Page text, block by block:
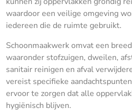
waardoor een veilige omgeving
iedereen die de ruimte gebruikt.
Schoonmaakwerk omvat een
waaronder stofzuigen, dweilen,
sanitair reinigen en afval
vereist specifieke
ervoor te zorgen dat alle
hygiënisch blijven.